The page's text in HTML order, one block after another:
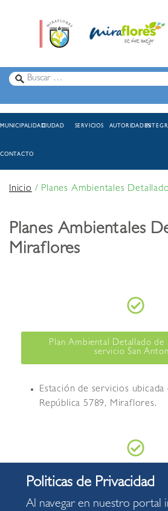
MUNICIPALIDADCIUDAD SERVICIOS AUTORIDADES
CONTACTO
Inicio/ Planes Ambientales
Planes Ambientales
Miraflores
Plan Ambiental Detallado de
servicio San
Estación de servicios ubicada
República 5789, Miraflores.
Plan Ambiental Detallado de
Al navegar en nuestro portal